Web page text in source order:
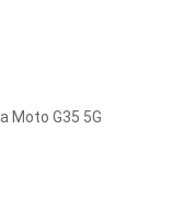
Moto G35 5G